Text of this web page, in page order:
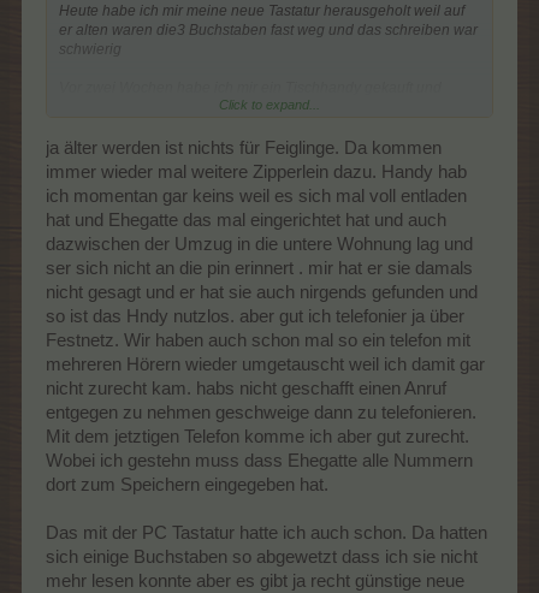
Heute habe ich mir meine neue Tastatur herausgeholt weil auf
er alten waren die3 Buchstaben fast weg und das schreiben war
schwierig
schaffe es zumindest schon mal damit zu schreiben und zu
Momentan ist es gut weil die Freisprechanlage dabei ist und ich
wenigstens da was höre.
Muss mich noch mi den Notruftasten befassen.
Hat momentan meine altre Prepaidkarte drinnen, nur so zum
üben. Mit dem Handy kam ich ja nicht zurecht, das liegt nun in er
Ecke.
Habe ich hin und wieder eine Beschäftigung. Momentan muss
ich herausfinden wie ich nicht gespeicherte Nummern eingeben
kann.
Hier waren es die letzten Tage um die 28 Grad
Wünsche nun einen schönen Abend
Click to expand...
ja älter werden ist nichts für Feiglinge. Da kommen
immer wieder mal weitere Zipperlein dazu. Handy hab
ich momentan gar keins weil es sich mal voll entladen
hat und Ehegatte das mal eingerichtet hat und auch
dazwischen der Umzug in die untere Wohnung lag und
ser sich nicht an die pin erinnert . mir hat er sie damals
nicht gesagt und er hat sie auch nirgends gefunden und
so ist das Hndy nutzlos. aber gut ich telefonier ja über
Festnetz. Wir haben auch schon mal so ein telefon mit
mehreren Hörern wieder umgetauscht weil ich damit gar
nicht zurecht kam. habs nicht geschafft einen Anruf
entgegen zu nehmen geschweige dann zu telefonieren.
Mit dem jetztigen Telefon komme ich aber gut zurecht.
Wobei ich gestehn muss dass Ehegatte alle Nummern
dort zum Speichern eingegeben hat.
Das mit der PC Tastatur hatte ich auch schon. Da hatten
sich einige Buchstaben so abgewetzt dass ich sie nicht
mehr lesen konnte aber es gibt ja recht günstige neue